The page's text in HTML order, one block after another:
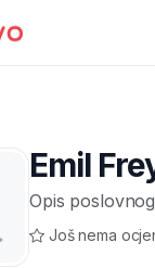
Emil
Opis
Još nema